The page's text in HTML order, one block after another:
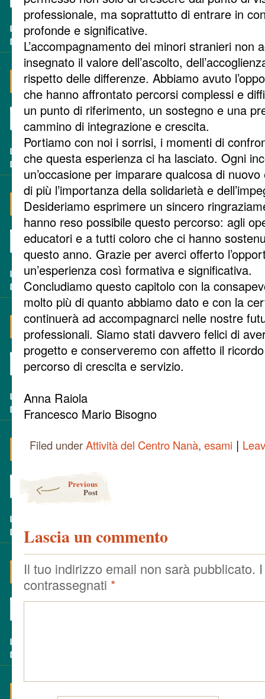
professionale, ma soprattutto di entrare in
profonde e significative.
L’accompagnamento dei minori stranieri non
insegnato il valore dell’ascolto,
rispetto delle differenze. Abbiamo avuto
che hanno affrontato percorsi complessi e
un punto di riferimento, un sostegno e una
cammino di integrazione e crescita.
Portiamo con noi i sorrisi, i momenti di
che questa esperienza ci ha lasciato. Ogni
un’occasione per imparare qualcosa di
di più l’importanza della solidarietà e
Desideriamo esprimere un sincero
hanno reso possibile questo percorso: agli
educatori e a tutti coloro che ci hanno
questo anno. Grazie per averci offerto
un’esperienza così formativa e significativa.
Concludiamo questo capitolo con la
molto più di quanto abbiamo dato e con la
continuerà ad accompagnarci nelle nostre
professionali. Siamo stati davvero felici di
progetto e conserveremo con affetto il
percorso di crescita e servizio.
Anna Raiola
Francesco Mario Bisogno
Filed underAttività del Centro Nanà, esami |
Previous
Post
Lascia un commento
Il tuo indirizzo email non sarà pubblicato.
contrassegnati *